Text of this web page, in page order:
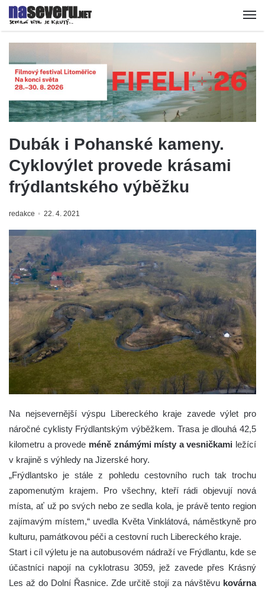
Dubák i Pohanské kameny.
Cyklovýlet provede krásami
frýdlantského výběžku
redakce 22. 4. 2021
Na nejsevernější výspu Libereckého kraje zavede výlet pro
náročné cyklisty Frýdlantským výběžkem. Trasa je dlouhá 42,5
kilometru a provede méně známými místy a vesničkami ležící
v krajině s výhledy na Jizerské hory.
„Frýdlantsko je stále z pohledu cestovního ruch tak trochu
zapomenutým krajem. Pro všechny, kteří rádi objevují nová
místa, ať už po svých nebo ze sedla kola, je právě tento region
zajímavým místem,“ uvedla Květa Vinklátová, náměstkyně pro
kulturu, památkovou péči a cestovní ruch Libereckého kraje.
Start i cíl výletu je na autobusovém nádraží ve Frýdlantu, kde se
účastníci napojí na cyklotrasu 3059, jež zavede přes Krásný
Les až do Dolní Řasnice. Zde určitě stojí za návštěvu kovárna